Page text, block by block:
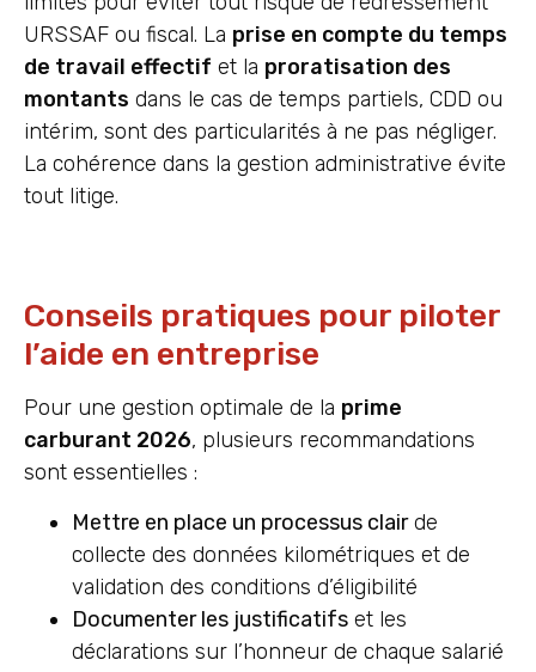
URSSAF ou fiscal. La prise en compte du temps
de travail effectif et la proratisation des
montants dans le cas de temps partiels, CDD ou
intérim, sont des particularités à ne pas négliger.
La cohérence dans la gestion administrative évite
tout litige.
Conseils pratiques pour piloter
l’aide en entreprise
Pour une gestion optimale de la prime
carburant 2026, plusieurs recommandations
sont essentielles :
Mettre en place un processus clairde
collecte des données kilométriques et de
validation des conditions d’éligibilité
Documenter les justificatifs et les
déclarations sur l’honneur de chaque salarié